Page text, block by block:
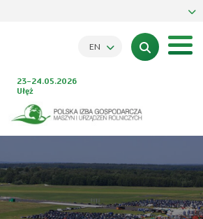
23-24.05.2026
Ułęż
EN